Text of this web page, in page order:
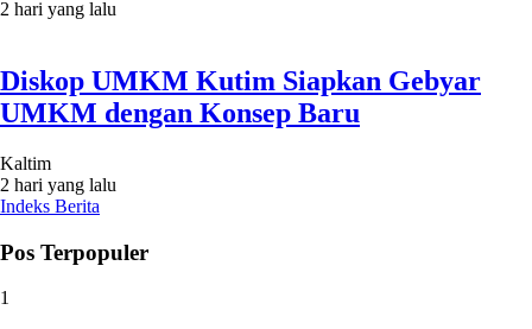
2 hari yang lalu
Diskop UMKM Kutim Siapkan Gebyar
UMKM dengan Konsep Baru
Kaltim
2 hari yang lalu
Indeks Berita
Pos Terpopuler
1